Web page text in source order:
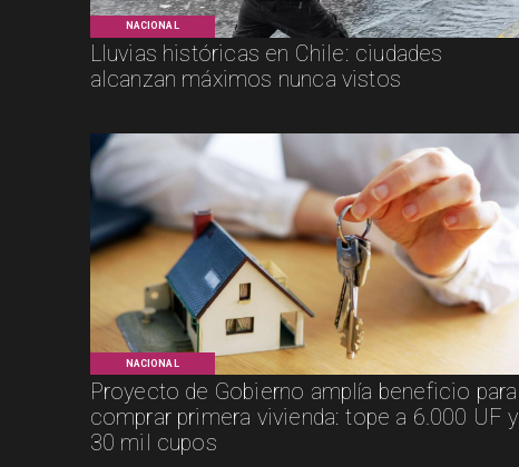
NACIONAL
Lluvias históricas en Chile: ciudades
alcanzan máximos nunca vistos
NACIONAL
Proyecto de Gobierno amplía beneficio para
comprar primera vivienda: tope a 6.000 UF y
30 mil cupos